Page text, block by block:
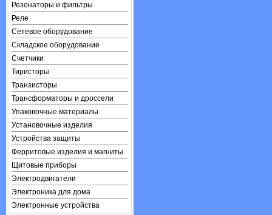
Резонаторы и фильтры
Реле
Сетевое оборудование
Складское оборудование
Счетчики
Тиристоры
Транзисторы
Трансформаторы и дроссели
Упаковочные материалы
Установочные изделия
Устройства защиты
Ферритовые изделия и магниты
Щитовые приборы
Электродвигатели
Электроника для дома
Электронные устройства